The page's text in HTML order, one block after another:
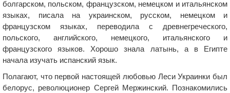
болгарском, польском, французском, немецком и итальянском
языках, писала на украинском, русском, немецком и
французском языках, переводила с древнегреческого,
польского, английского, немецкого, итальянского и
французского языков. Хорошо знала латынь, а в Египте
начала изучать испанский язык.
Полагают, что первой настоящей любовью Леси Украинки был
белорус, революционер Сергей Мержинский. Познакомились